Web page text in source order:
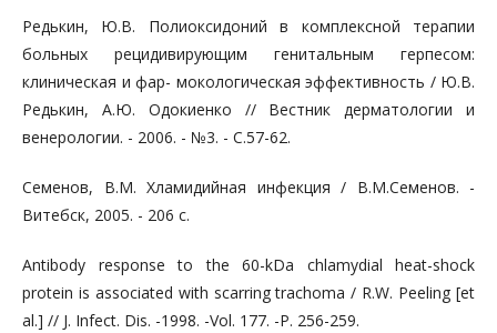
Редькин, Ю.В. Полиоксидоний в комплексной терапии
боль­ных рецидивирующим генитальным герпесом:
клиническая и фар- мокологическая эффективность / Ю.В.
Редькин, А.Ю. Одокиенко // Вестник дерматологии и
венерологии. - 2006. - №3. - С.57-62.
Семенов, В.М. Хламидийная инфекция / В.М.Семенов. -
Витебск, 2005. - 206 с.
Antibody response to the 60-kDa chlamydial heat-shock
protein is associated with scarring trachoma / R.W. Peeling [et
al.] // J. Infect. Dis. -1998. -Vol. 177. -P. 256-259.